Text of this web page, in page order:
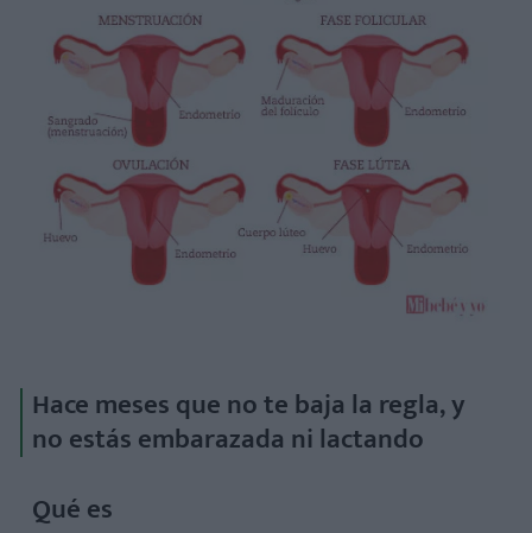
Consecuencias
Causas
Otros síntomas
Consecuencias
Qué es
Causas
Hace meses que no te baja la regla, y
no estás embarazada ni lactando
Qué es